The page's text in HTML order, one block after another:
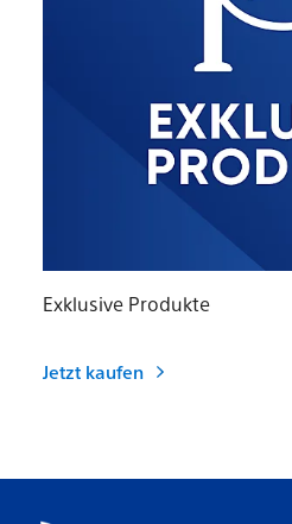
Exklusive Produkte
Jetzt kaufen